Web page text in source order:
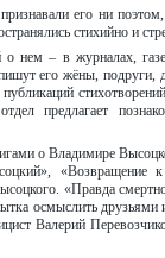
его ни
стихийно и
нем – в журналах,
его жёны, подруги,
предлагает
о Владимире
«Возвращение
«Правда
осмыслить
Валерий